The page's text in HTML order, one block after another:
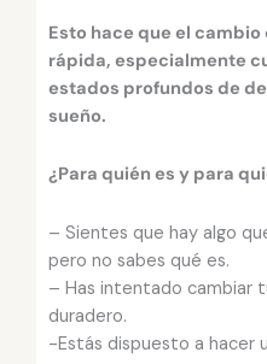
Esto hace que el
rápida, especialmente
estados profundos de
sueño.
¿Para quién es y para
– Sientes que hay algo
pero no sabes qué es.
– Has intentado cambiar
duradero.
-Estás dispuesto a hacer